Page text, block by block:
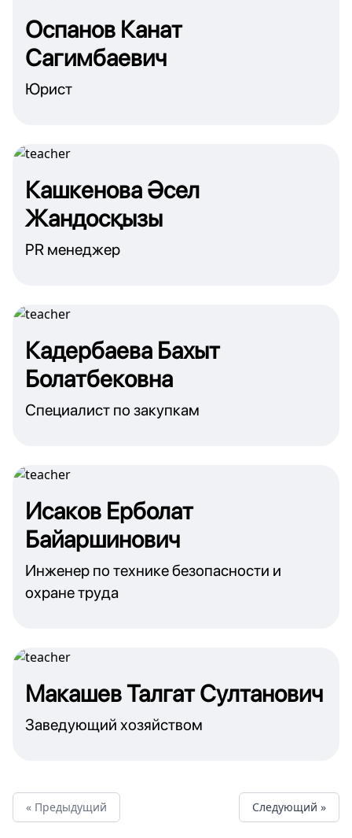
Оспанов Канат
Сагимбаевич
Юрист
Кашкенова Әсел
Жандосқызы
PR менеджер
Кадербаева Бахыт
Болатбековна
Специалист по закупкам
Исаков Ерболат
Байаршинович
Инженер по технике безопасности и
охране труда
Макашев Талгат Султанович
Заведующий хозяйством
« Предыдущий Cледующий »